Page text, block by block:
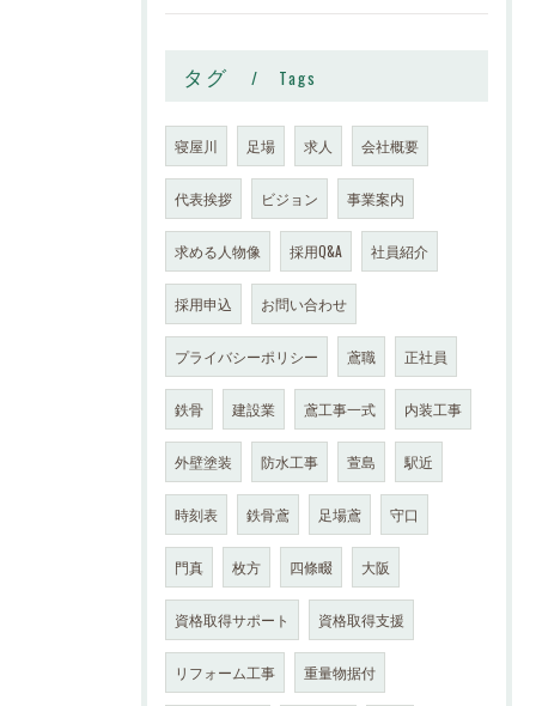
タグ Tags
寝屋川 足場 求人 会社概要
代表挨拶 ビジョン 事業案内
求める人物像 採用Q&A 社員紹介
採用申込 お問い合わせ
プライバシーポリシー 鳶職 正社員
鉄骨 建設業 鳶工事一式 内装工事
外壁塗装 防水工事 萱島 駅近
時刻表 鉄骨鳶 足場鳶 守口
門真 枚方 四條畷 大阪
資格取得サポート 資格取得支援
リフォーム工事 重量物据付